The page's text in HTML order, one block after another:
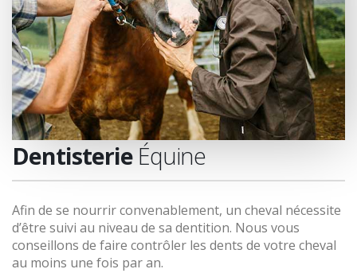
Dentisterie Équine
Afin de se nourrir convenablement, un cheval nécessite
d’être suivi au niveau de sa dentition. Nous vous
conseillons de faire contrôler les dents de votre cheval
au moins une fois par an.